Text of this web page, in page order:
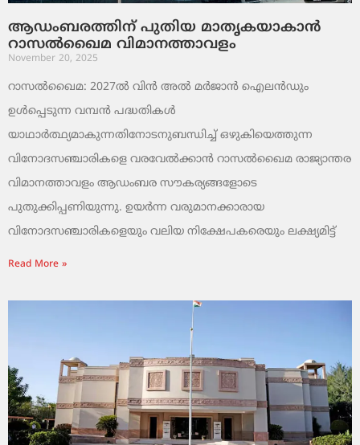
ആഡംബരത്തിന് പുതിയ മാതൃകയാകാൻ
റാസൽഖൈമ വിമാനത്താവളം
November 20, 2025
റാസൽഖൈമ: 2027ൽ വിൻ അൽ മർജാൻ ഐലൻഡും
ഉൾപ്പെടുന്ന വമ്പൻ പദ്ധതികൾ
യാഥാർത്ഥ്യമാകുന്നതിനോടനുബന്ധിച്ച് ഒഴുകിയെത്തുന്ന
വിനോദസഞ്ചാരികളെ വരവേൽക്കാൻ റാസൽഖൈമ രാജ്യാന്തര
വിമാനത്താവളം ആഡംബര സൗകര്യങ്ങളോടെ
പുതുക്കിപ്പണിയുന്നു. ഉയർന്ന വരുമാനക്കാരായ
വിനോദസഞ്ചാരികളെയും വലിയ നിക്ഷേപകരെയും ലക്ഷ്യമിട്ട്
Read More »